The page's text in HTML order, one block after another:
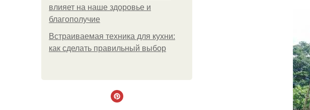
влияет на наше здоровье и
благополучие
Встраиваемая техника для кухни:
как сделать правильный выбор